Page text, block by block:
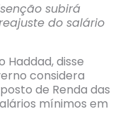
subirá
do salário
Haddad, disse
considera
de Renda das
mínimos em